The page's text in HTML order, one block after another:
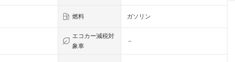
燃料 ガソリン
エコカー減税対
象車
－